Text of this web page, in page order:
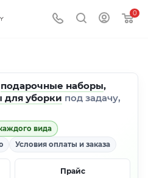
0
подарочные наборы,
для уборки под задачу,
вида
Условия оплаты и заказа
Прайс